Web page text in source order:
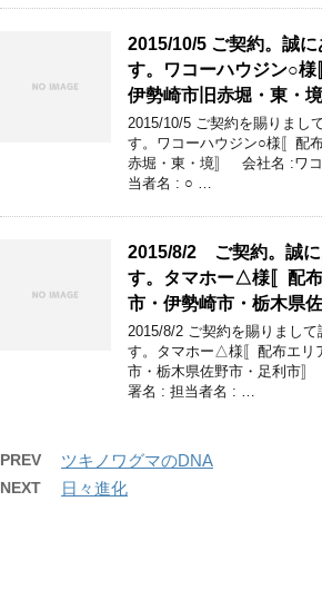
2015/10/5 ご契約。誠
す。ワコーハウジン○
伊勢崎市旧赤堀・東・境
2015/10/5 ご契約を賜りまし
す。ワコーハウジン○様〚配
赤堀・東・境〛 会社名 :ワ
当者名 : ○ …
2015/8/2 ご契約。誠に
す。タマホー△様〚配
市・伊勢崎市・栃木県
2015/8/2 ご契約を賜りまし
す。タマホー△様〚配布エリ
市・栃木県佐野市・足利市
署名 : 担当者名 : …
PREV ツキノワグマのDNA
NEXT 日々進化